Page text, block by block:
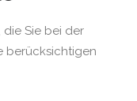
die Sie bei der
berücksichtigen